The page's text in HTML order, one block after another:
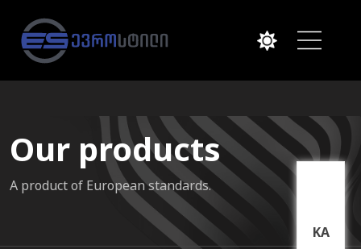
KA
Our products
A product of European standards.